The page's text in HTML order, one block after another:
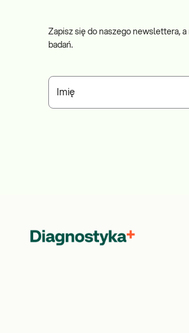
Zapisz się do naszego newslettera,
badań.
Imię